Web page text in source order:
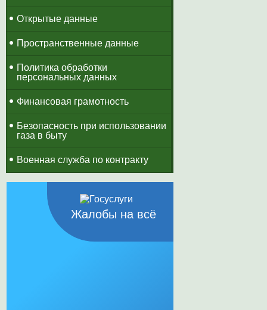
Открытые данные
Пространственные данные
Политика обработки
персональных данных
Финансовая грамотность
Безопасность при использовании
газа в быту
Военная служба по контракту
Жалобы на всё